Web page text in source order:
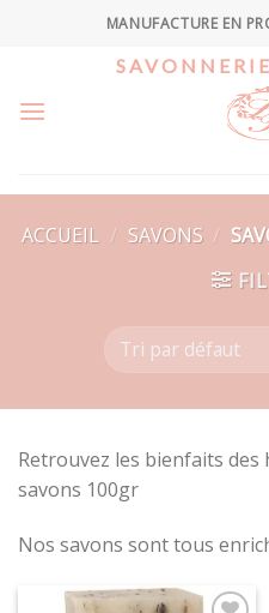
MANUFACTURE EN
ACCUEIL / SAVONS /
Retrouvez les bienfaits des
savons 100gr
Nos savons sont tous